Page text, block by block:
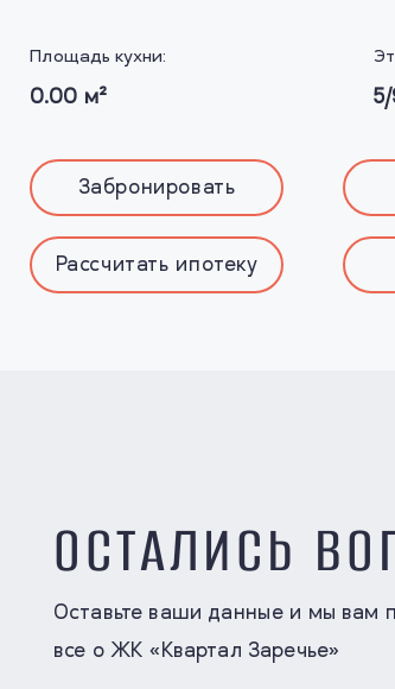
Площадь кухни:
0.00 м²
Забронировать
Рассчитать ипотеку
ОСТАЛИСЬ
Оставьте ваши данные и мы вам
все о ЖК «Квартал Заречье»